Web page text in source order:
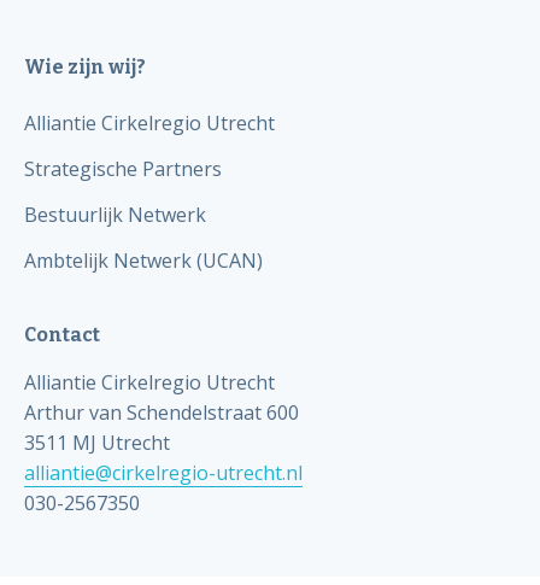
Wie zijn wij?
Alliantie Cirkelregio Utrecht
Strategische Partners
Bestuurlijk Netwerk
Ambtelijk Netwerk (UCAN)
Contact
Alliantie Cirkelregio Utrecht
Arthur van Schendelstraat 600
3511 MJ Utrecht
alliantie@cirkelregio-utrecht.nl
030-2567350